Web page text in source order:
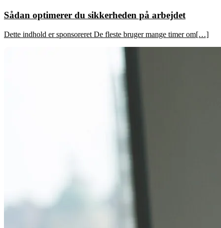
Sådan optimerer du sikkerheden på arbejdet
Dette indhold er sponsoreret De fleste bruger mange timer om[…]